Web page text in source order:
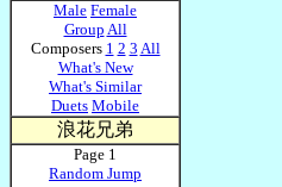
Male Female
Group All
Composers 1 2 3 All
What's New
What's Similar
Duets Mobile
浪花兄弟
Page 1
Random Jump